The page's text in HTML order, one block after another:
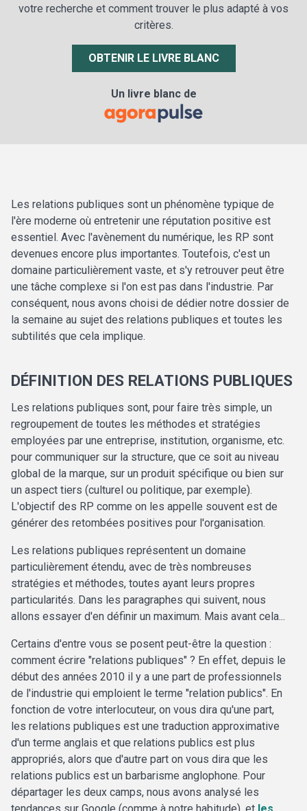
votre recherche et comment trouver le plus adapté à vos
critères.
OBTENIR LE LIVRE BLANC
Un livre blanc de
Les relations publiques sont un phénomène typique de
l'ère moderne où entretenir une réputation positive est
essentiel. Avec l'avènement du numérique, les RP sont
devenues encore plus importantes. Toutefois, c'est un
domaine particulièrement vaste, et s'y retrouver peut être
une tâche complexe si l'on est pas dans l'industrie. Par
conséquent, nous avons choisi de dédier notre dossier de
la semaine au sujet des relations publiques et toutes les
subtilités que cela implique.
DÉFINITION DES RELATIONS PUBLIQUES
Les relations publiques sont, pour faire très simple, un
regroupement de toutes les méthodes et stratégies
employées par une entreprise, institution, organisme, etc.
pour communiquer sur la structure, que ce soit au niveau
global de la marque, sur un produit spécifique ou bien sur
un aspect tiers (culturel ou politique, par exemple).
L'objectif des RP comme on les appelle souvent est de
générer des retombées positives pour l'organisation.
Les relations publiques représentent un domaine
particulièrement étendu, avec de très nombreuses
stratégies et méthodes, toutes ayant leurs propres
particularités. Dans les paragraphes qui suivent, nous
allons essayer d'en définir un maximum. Mais avant cela...
Certains d'entre vous se posent peut-être la question :
comment écrire "relations publiques" ? En effet, depuis le
début des années 2010 il y a une part de professionnels
de l'industrie qui emploient le terme "relation publics". En
fonction de votre interlocuteur, on vous dira qu'une part,
les relations publiques est une traduction approximative
d'un terme anglais et que relations publics est plus
appropriés, alors que d'autre part on vous dira que les
relations publics est un barbarisme anglophone. Pour
départager les deux camps, nous avons analysé les